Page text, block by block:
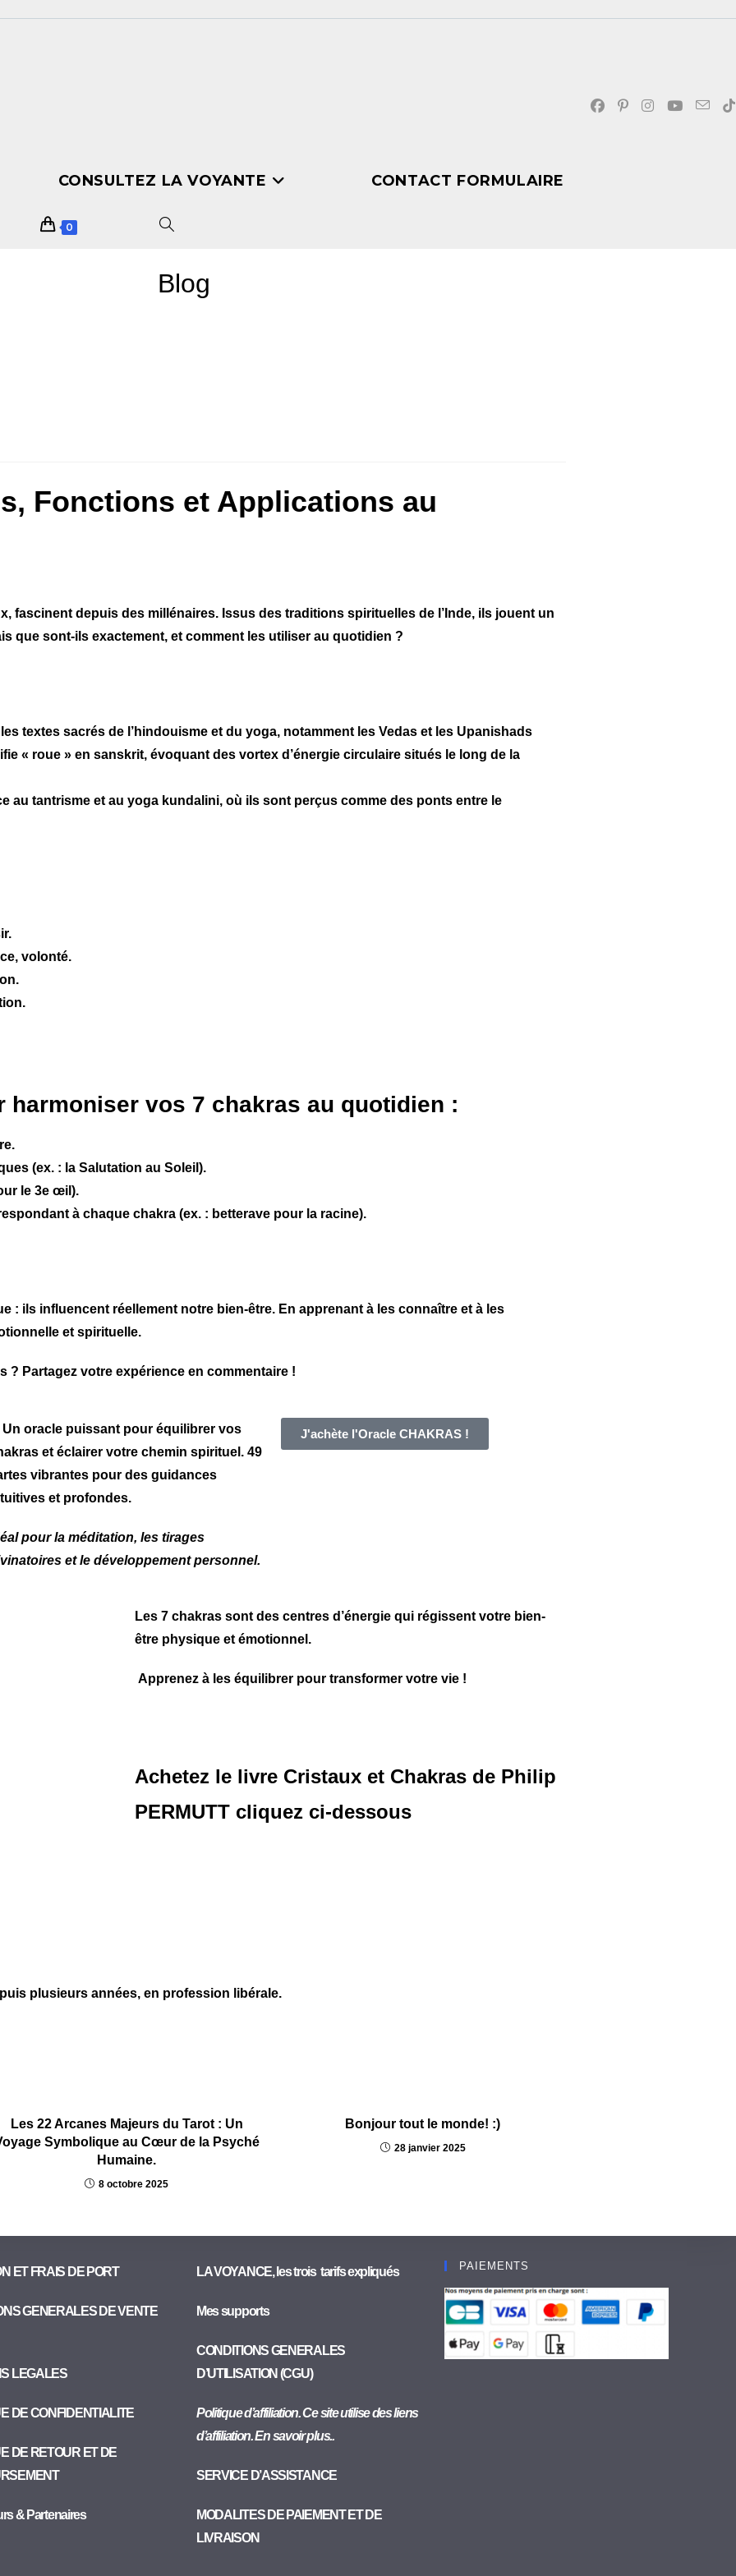
CONSULTEZ LA VOYANTE CONTACT FORMULAIRE
0
Blog
Fonctions et Applications au
fascinent depuis des millénaires. Issus des traditions spirituelles de l’Inde, ils jouent un
que sont-ils exactement, et comment les utiliser au quotidien ?
textes sacrés de l’hindouisme et du yoga, notamment les Vedas et les Upanishads
« roue » en sanskrit, évoquant des vortex d’énergie circulaire situés le long de la
au tantrisme et au yoga kundalini, où ils sont perçus comme des ponts entre le
volonté.
vos 7 chakras au quotidien :
(ex. : la Salutation au Soleil).
le 3e œil).
à chaque chakra (ex. : betterave pour la racine).
: ils influencent réellement notre bien-être. En apprenant à les connaître et à les
et spirituelle.
? Partagez votre expérience en commentaire !
Un oracle puissant pour équilibrer vos
et éclairer votre chemin spirituel. 49
vibrantes pour des guidances
et profondes.
pour la méditation, les tirages
et le développement personnel.
J'achète l'Oracle CHAKRAS !
Les 7 chakras sont des centres d’énergie qui régissent votre bien-
être physique et émotionnel.
Apprenez à les équilibrer pour transformer votre vie !
Achetez le livre Cristaux et Chakras de Philip
PERMUTT cliquez ci-dessous
plusieurs années, en profession libérale.
Les 22 Arcanes Majeurs du Tarot : Un
Symbolique au Cœur de la Psyché
Humaine.
8 octobre 2025
Bonjour tout le monde! :)
28 janvier 2025
ET FRAIS DE PORT
GENERALES DE VENTE
LEGALES
DE CONFIDENTIALITE
DE RETOUR ET DE
& Partenaires
LA VOYANCE, les trois tarifs expliqués
Mes supports
CONDITIONS GENERALES
D’UTILISATION (CGU)
Politique d’affiliation. Ce site utilise des liens
d’affiliation. En savoir plus..
SERVICE D’ASSISTANCE
MODALITES DE PAIEMENT ET DE
LIVRAISON
PAIEMENTS